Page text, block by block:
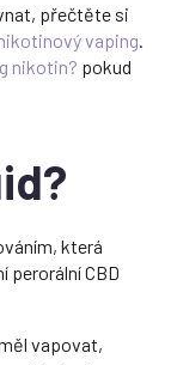
přečtěte si
vaping.
nikotin? pokud
která
perorální CBD
vapovat,